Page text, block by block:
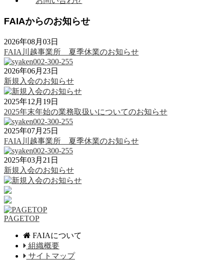
FAIAからのお知らせ
2026年08月03日
FAIA川越事業所 夏季休業のお知らせ
2026年06月23日
新規入会のお知らせ
2025年12月19日
2025年末年始の業務取扱いについてのお知らせ
2025年07月25日
FAIA川越事業所 夏季休業のお知らせ
2025年03月21日
新規入会のお知らせ
PAGETOP
FAIAについて
組織概要
サイトマップ